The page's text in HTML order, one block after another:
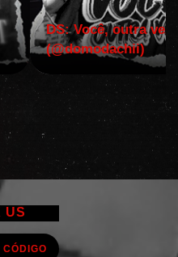
DS: Você, outra vez!
(@domodachii)
US